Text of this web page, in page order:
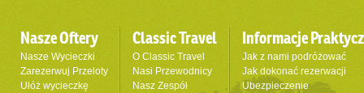
Nasze Oftery
Nasze Wycieczki
Zarezerwuj Przeloty
Ułóż wycieczkę
Classic Travel
O Classic Travel
Nasi Przewodnicy
Nasz Zespół
Informacje
Jak z nami podróżować
Jak dokonać rezerwacji
Ubezpieczenie